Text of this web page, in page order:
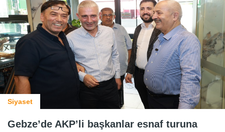
Siyaset
Gebze’de AKP’li başkanlar esnaf turuna